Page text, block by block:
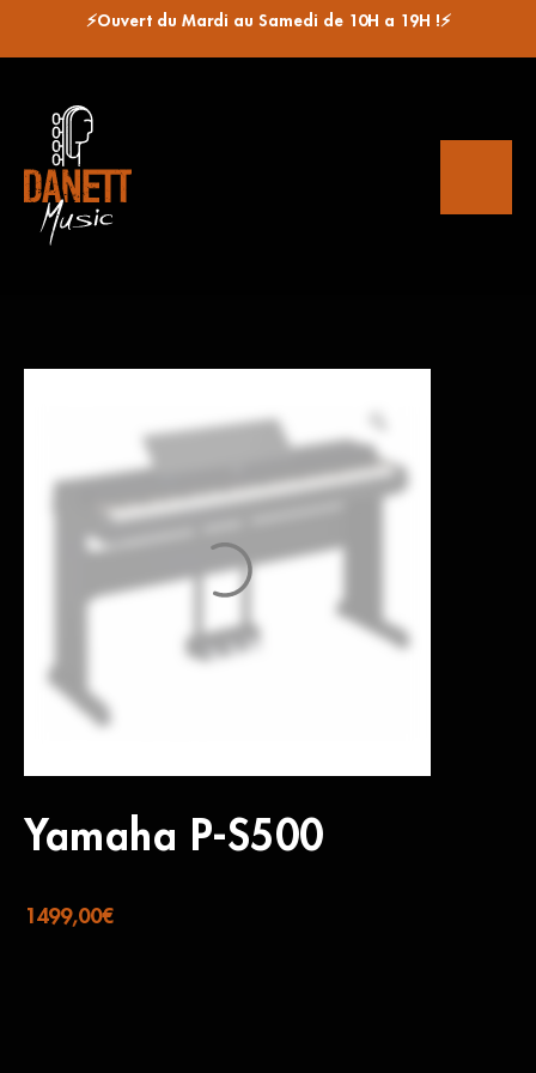
⚡Ouvert du Mardi au Samedi de 10H a 19H !⚡
Yamaha P-S500
1499,00€